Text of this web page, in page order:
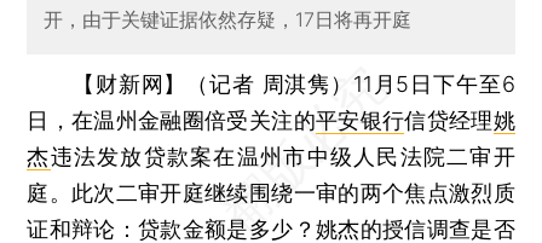
开，由于关键证据依然存疑，17日将再开庭
【财新网】（记者 周淇隽） 11月5日下午至6
日，在温州金融圈倍受关注的平安银行信贷经理姚
杰违法发放贷款案在温州市中级人民法院二审开
庭。此次二审开庭继续围绕一审的两个焦点激烈质
证和辩论：贷款金额是多少？姚杰的授信调查是否